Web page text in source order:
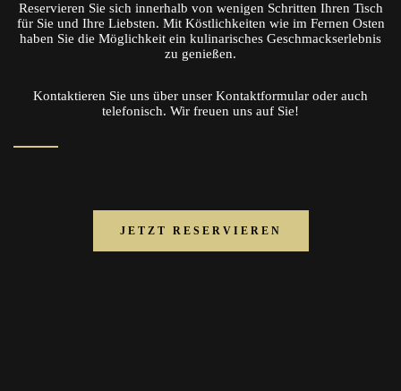
Reservieren Sie sich innerhalb von wenigen Schritten Ihren Tisch
für Sie und Ihre Liebsten. Mit Köstlichkeiten wie im Fernen Osten
haben Sie die Möglichkeit ein kulinarisches Geschmackserlebnis
zu genießen.
Kontaktieren Sie uns über unser Kontaktformular oder auch
telefonisch. Wir freuen uns auf Sie!
JETZT RESERVIEREN